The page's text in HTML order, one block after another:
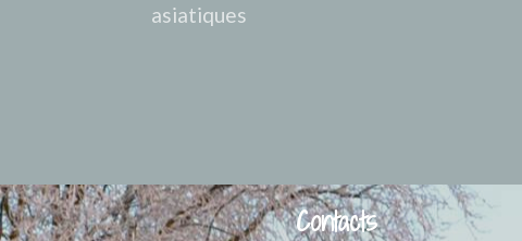
asiatiques
Contacts